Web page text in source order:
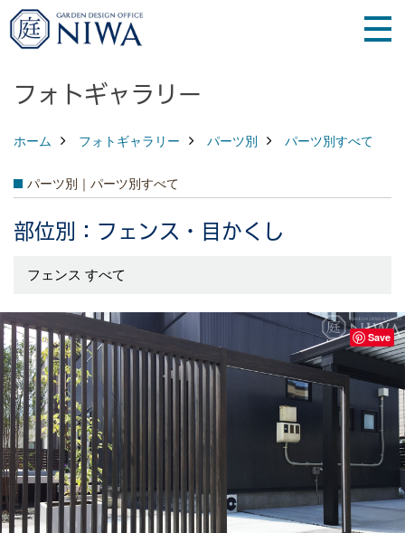
フォトギャラリー
ホーム フォトギャラリー パーツ別 パーツ別すべて
パーツ別｜パーツ別すべて
部位別：フェンス・目かくし
フェンス すべて
Save